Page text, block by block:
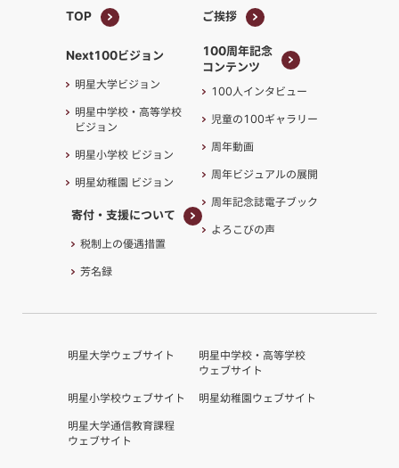
TOP
ご挨拶
100周年記念
コンテンツ
コンテンツ
100人インタビュー
児童の100ギャラリー
周年動画
周年ビジュアルの展開
周年記念誌電子ブック
よろこびの声
Next100ビジョン
明星大学ビジョン
明星中学校・高等学校
ビジョン
明星小学校 ビジョン
明星幼稚園 ビジョン
寄付・支援について
税制上の優遇措置
芳名録
明星大学ウェブサイト
明星中学校・高等学校
ウェブサイト
明星小学校ウェブサイト 明星幼稚園ウェブサイト
明星大学通信教育課程
ウェブサイト